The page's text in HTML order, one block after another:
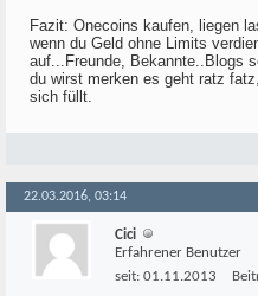
Fazit: Onecoins kaufen, liegen
wenn du Geld ohne Limits
auf...Freunde, Bekannte..Blogs
du wirst merken es geht ratz
sich füllt.
22.03.2016, 03:14
Cici
Erfahrener Benutzer
seit: 01.11.2013